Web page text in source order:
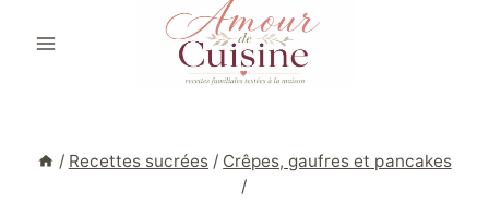
/ Recettes sucrées / Crêpes, gaufres et pancakes
/